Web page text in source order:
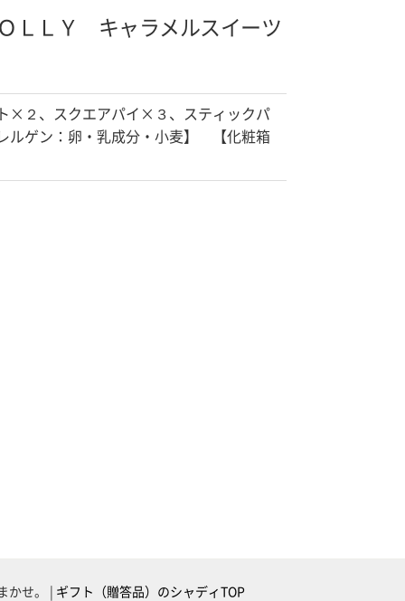
ＬＬＹ キャラメルスイーツ
×２、スクエアパイ×３、スティックパ
ゲン：卵・乳成分・小麦】 【化粧箱
かせ。 | ギフト（贈答品）のシャディTOP